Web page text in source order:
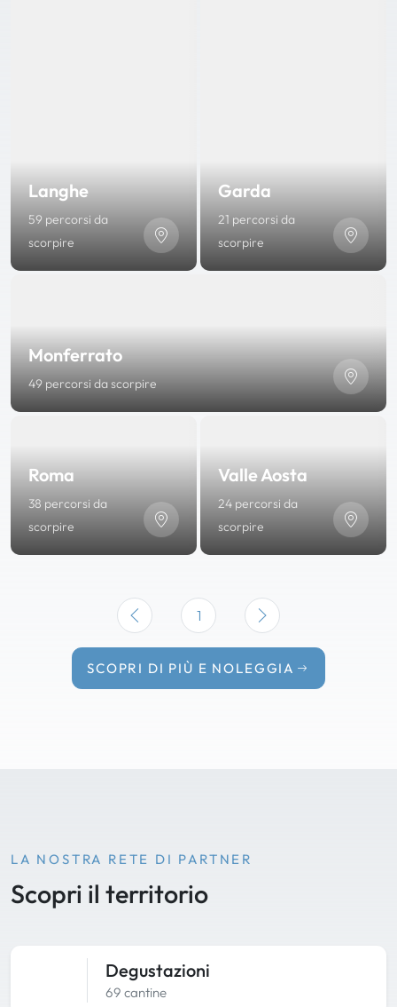
Langhe
59 percorsi da
scorpire
Monferrato
49 percorsi da scorpire
Roma
38 percorsi da
scorpire
Valle Aosta
24 percorsi da
scorpire
Garda
21 percorsi da
scorpire
1
SCOPRI DI PIÙ E NOLEGGIA
LA NOSTRA RETE DI PARTNER
Scopri il territorio
Degustazioni
69 cantine